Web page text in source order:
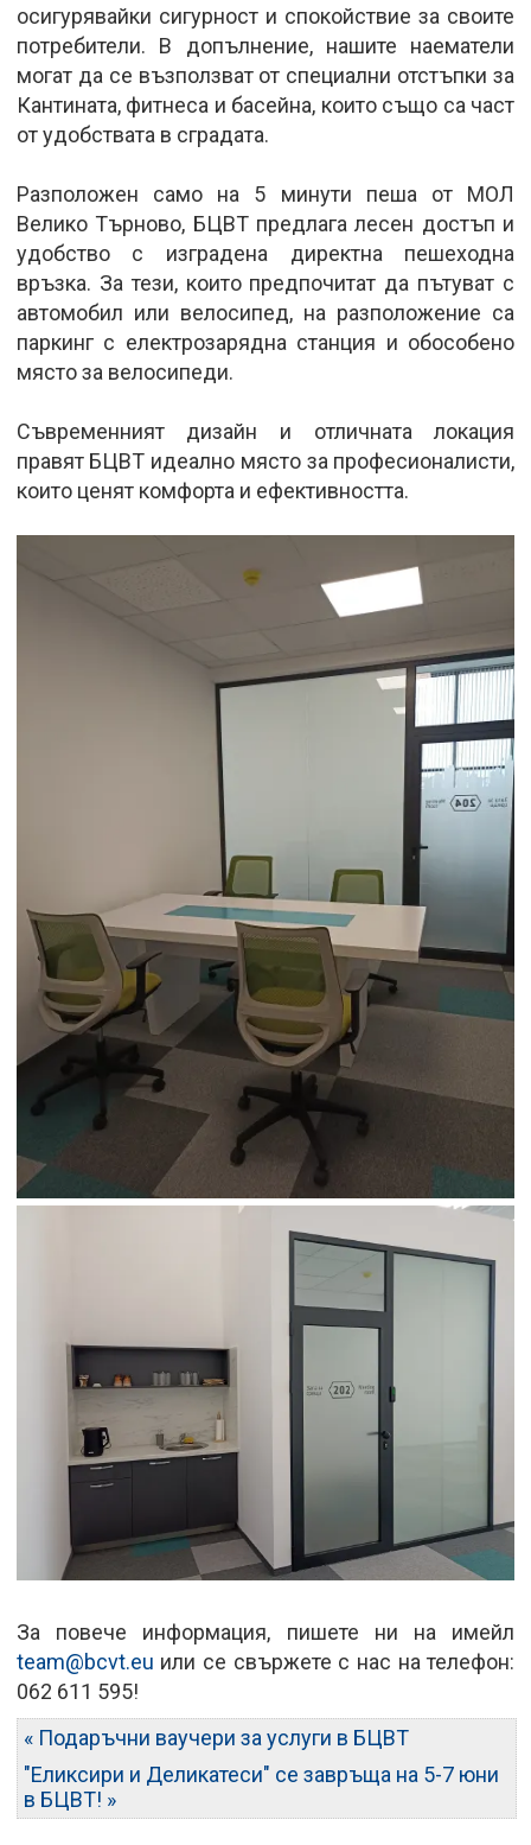
осигурявайки сигурност и спокойствие за своите
потребители. В допълнение, нашите наематели
могат да се възползват от специални отстъпки за
Кантината, фитнеса и басейна, които също са част
от удобствата в сградата.
Разположен само на 5 минути пеша от МОЛ
Велико Търново, БЦВТ предлага лесен достъп и
удобство с изградена директна пешеходна
връзка. За тези, които предпочитат да пътуват с
автомобил или велосипед, на разположение са
паркинг с електрозарядна станция и обособено
място за велосипеди.
Съвременният дизайн и отличната локация
правят БЦВТ идеално място за професионалисти,
които ценят комфорта и ефективността.
За повече информация, пишете ни на имейл
team@bcvt.eu или се свържете с нас на телефон:
062 611 595!
« Подаръчни ваучери за услуги в БЦВТ
"Еликсири и Деликатеси" се завръща на 5-7 юни
в БЦВТ! »